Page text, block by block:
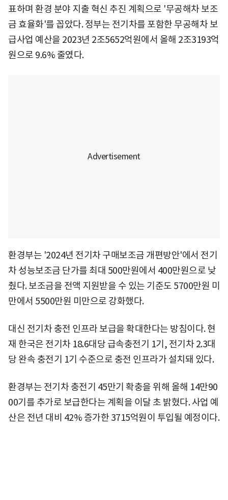
표하며 환경 분야 지출 혁신 추진 계획으로 '무공해차 보조
금 효율화'를 꼽았다. 정부는 전기차를 포함한 무공해차 보
급사업 예산을 2023년 2조5652억원에서 올해 2조3193억
원으로 9.6% 줄였다.
환경부는 '2024년 전기차 구매보조금 개편방안'에서 전기
차 성능보조금 단가를 최대 500만원에서 400만원으로 낮
췄다. 보조금을 전액 지원받을 수 있는 기준도 5700만원 미
만에서 5500만원 미만으로 강화했다.
대신 전기차 충전 인프라 보급을 확대한다는 방침이다. 현
재 한국은 전기차 18.6대당 급속충전기 1기, 전기차 2.3대
당 완속 충전기 1기 수준으로 충전 인프라가 설치돼 있다.
환경부는 전기차 충전기 45만기 확충을 위해 올해 14만90
00기를 추가로 보급한다는 계획을 이달 초 밝혔다. 사업 예
산은 전년 대비 42% 증가한 3715억원이 투입될 예정이다.